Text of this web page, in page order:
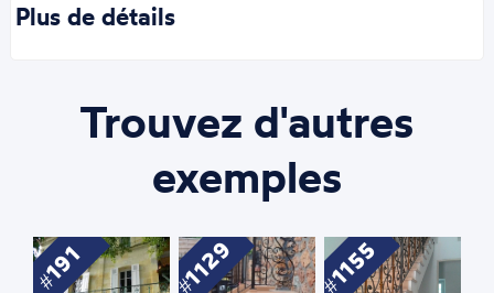
Plus de détails
Trouvez d'autres
exemples
191 1129 1155